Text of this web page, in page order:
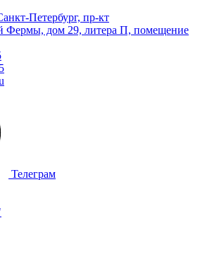
Петербург, пр-кт
Фермы, дом 29, литера П, помещение
Телеграм